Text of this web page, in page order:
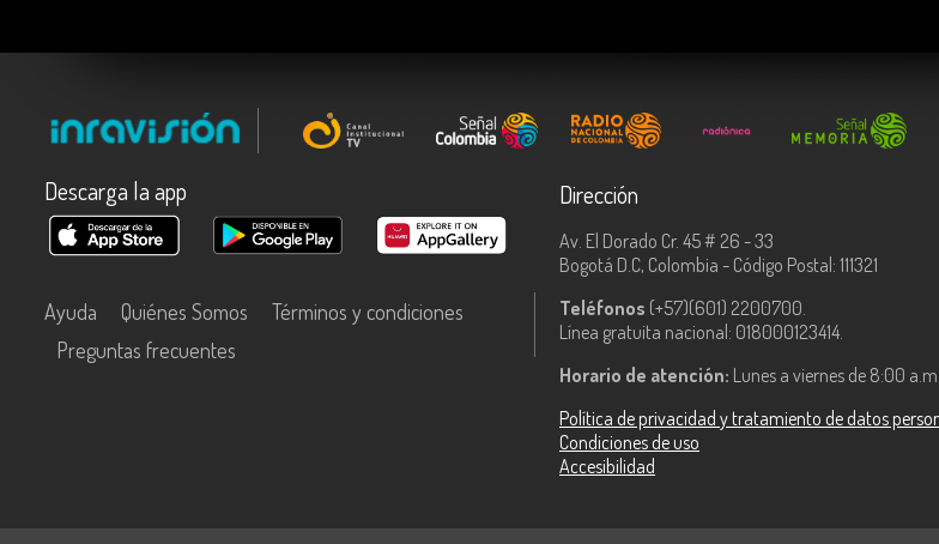
Descarga la app
Ayuda Quiénes Somos
Términos y condiciones
Preguntas frecuentes
Dirección
Av. El Dorado Cr. 45 # 26 - 33
Bogotá D.C, Colombia - Código Postal: 111321
Teléfonos (+57)(601) 2200700.
Línea gratuita nacional: 018000123414.
Horario de atención: Lunes a viernes de 8:00
Política de privacidad y tratamiento de datos
Condiciones de uso
Accesibilidad